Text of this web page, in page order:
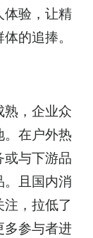
体验，让精
的追捧。
熟，企业众
。在户外热
或与下游品
。且国内消
，拉低了
多参与者进